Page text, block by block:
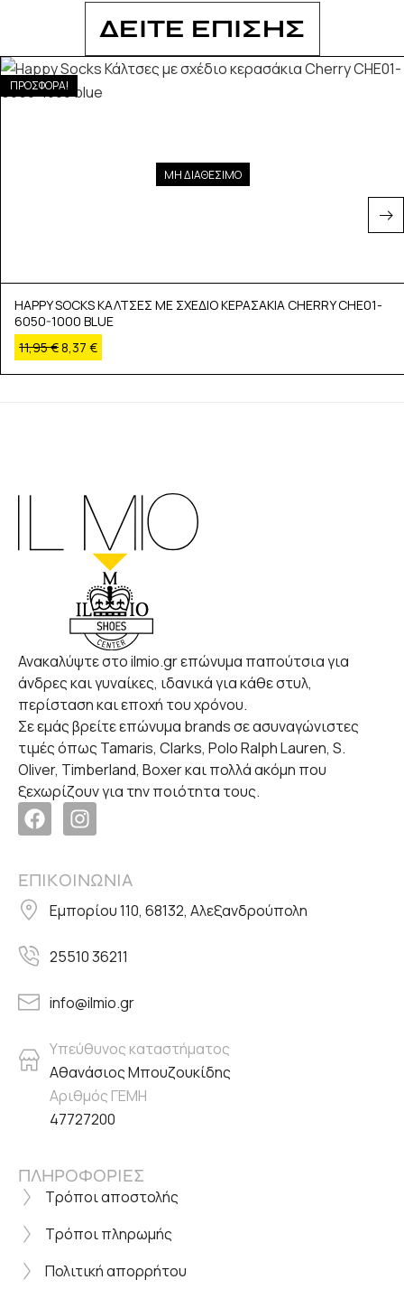
ΔΕΙΤΕ ΕΠΙΣΗΣ
ΠΡΟΣΦΟΡΑ!
ΜΗ ΔΙΑΘΕΣΙΜΟ
HAPPY SOCKS ΚΑΛΤΣΕΣ ΜΕ ΣΧΕΔΙΟ ΚΕΡΑΣΑΚΙΑ CHERRY CHE01-
6050-1000 BLUE
11,95€8,37 €
Ανακαλύψτε στο ilmio.gr επώνυμα παπούτσια για
άνδρες και γυναίκες, ιδανικά για κάθε στυλ,
περίσταση και εποχή του χρόνου.
Σε εμάς βρείτε επώνυμα brands σε ασυναγώνιστες
τιμές όπως Tamaris, Clarks, Polo Ralph Lauren, S.
Oliver, Timberland, Boxer και πολλά ακόμη που
ξεχωρίζουν για την ποιότητα τους.
ΕΠΙΚΟΙΝΩΝΙΑ
Εμπορίου 110, 68132, Αλεξανδρούπολη
25510 36211
info@ilmio.gr
Υπεύθυνος καταστήματος
Αθανάσιος Μπουζουκίδης
Αριθμός ΓΕΜΗ
47727200
ΠΛΗΡΟΦΟΡΙΕΣ
Τρόποι αποστολής
Τρόποι πληρωμής
Πολιτική απορρήτου